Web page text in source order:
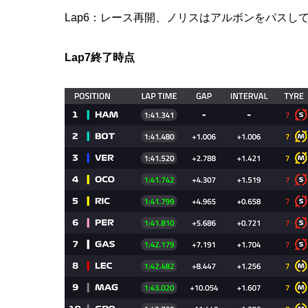
Lap6：レース再開、ノリスはアルボンをパスし
Lap7終了時点